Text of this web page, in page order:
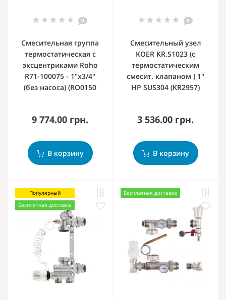
0
Смесительная группа
термостатическая с
эксцентриками Roho
R71-100075 - 1"х3/4"
(без насоса) (RO0150
9 774.00 грн.
В корзину
0
Смесительный узел
KOER KR.S1023 (с
термостатическим
смесит. клапаном ) 1"
НР SUS304 (KR2957)
3 536.00 грн.
В корзину
Популярный
Бесплатная доставка
Бесплатная доставка